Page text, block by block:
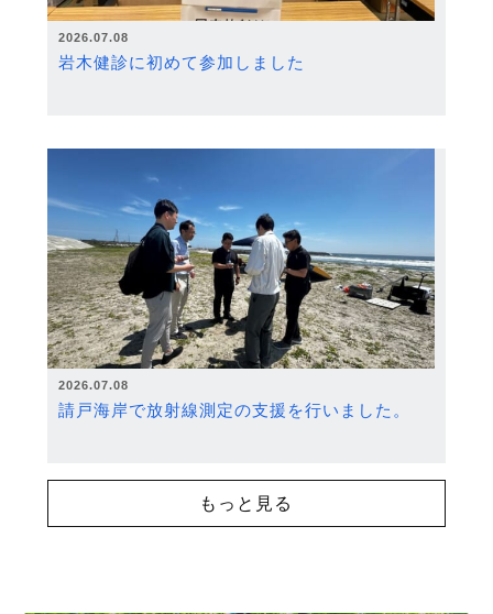
2026.07.08
岩木健診に初めて参加しました
2026.07.08
請戸海岸で放射線測定の支援を行いました。
もっと見る